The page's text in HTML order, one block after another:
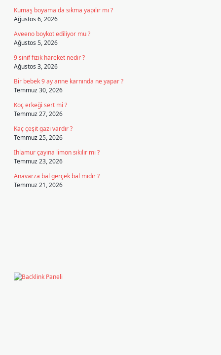
Kumaş boyama da sıkma yapılır mı ?
Ağustos 6, 2026
Aveeno boykot ediliyor mu ?
Ağustos 5, 2026
9 sinif fizik hareket nedir ?
Ağustos 3, 2026
Bir bebek 9 ay anne karnında ne yapar ?
Temmuz 30, 2026
Koç erkeği sert mi ?
Temmuz 27, 2026
Kaç çeşit gazı vardır ?
Temmuz 25, 2026
Ihlamur çayına limon sıkılır mı ?
Temmuz 23, 2026
Anavarza bal gerçek bal mıdır ?
Temmuz 21, 2026